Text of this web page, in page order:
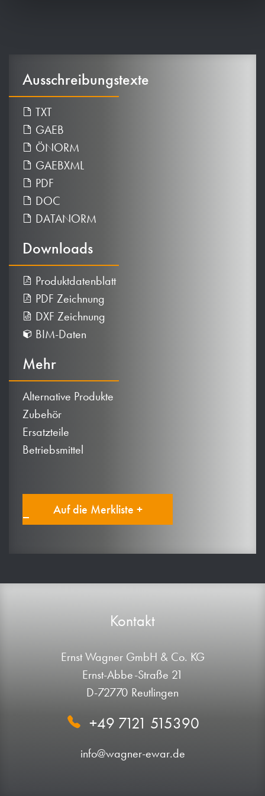
Ausschreibungstexte
TXT
GAEB
ÖNORM
GAEBXML
PDF
DOC
DATANORM
Downloads
Produktdatenblatt
PDF Zeichnung
DXF Zeichnung
BIM-Daten
Mehr
Alternative Produkte
Zubehör
Ersatzteile
Betriebsmittel
Auf die Merkliste +
Kontakt
Ernst Wagner GmbH & Co. KG
Ernst-Abbe-Straße 21
D-72770 Reutlingen
+49 7121 515390
info@wagner-ewar.de